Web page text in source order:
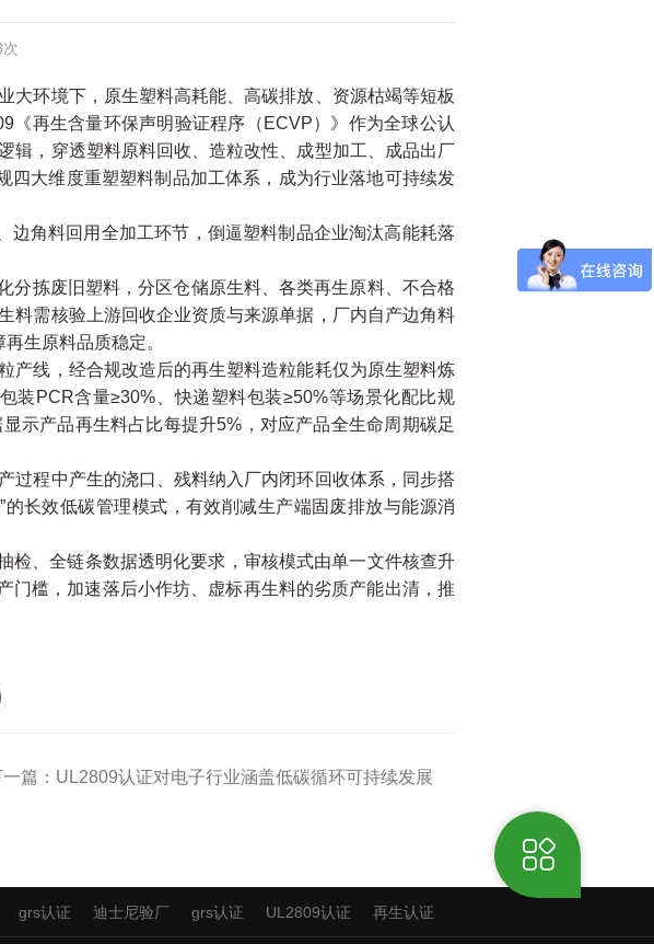
环境下，原生塑料高耗能、高碳排放、资源枯竭等短板
《再生含量环保声明验证程序（ECVP）》作为全球公认
辑，穿透塑料原料回收、造粒改性、成型加工、成品出厂
四大维度重塑塑料制品加工体系，成为行业落地可持续发
角料回用全加工环节，倒逼塑料制品企业淘汰高能耗落
拣废旧塑料，分区仓储原生料、各类再生原料、不合格
料需核验上游回收企业资质与来源单据，厂内自产边角料
生原料品质稳定。
线，经合规改造后的再生塑料造粒能耗仅为原生塑料炼
装PCR含量≥30%、快递塑料包装≥50%等场景化配比规
示产品再生料占比每提升5%，对应产品全生命周期碳足
程中产生的浇口、残料纳入厂内闭环回收体系，同步搭
长效低碳管理模式，有效削减生产端固废排放与能源消
、全链条数据透明化要求，审核模式由单一文件核查升
门槛，加速落后小作坊、虚标再生料的劣质产能出清，推
一篇：UL2809认证对电子行业涵盖低碳循环可持续发展
grs认证 迪士尼验厂 grs认证 UL2809认证 再生认证